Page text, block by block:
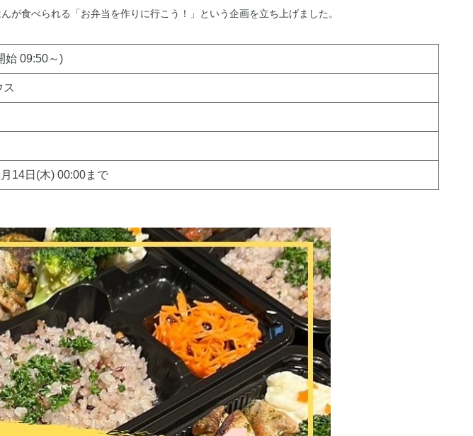
食べられる「お弁当を作りに行こう！」という企画を立ち上げました。
始 09:50～)
14日(木) 00:00まで